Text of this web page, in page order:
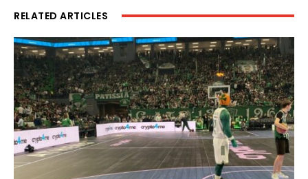
RELATED ARTICLES